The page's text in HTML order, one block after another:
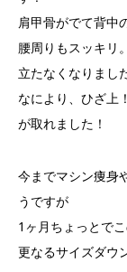
肩甲骨がでて背中
腰周りもスッキリ
立たなくなりまし
なにより、ひざ上
が取れました！
今までマシン痩身
うですが
1ヶ月ちょっとで
更なるサイズダウ